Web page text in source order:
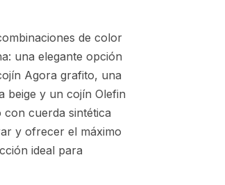
de color
una elegante opción
Agora grafito, una
beige y un cojín Olefin
cuerda sintética
y ofrecer el máximo
ideal para